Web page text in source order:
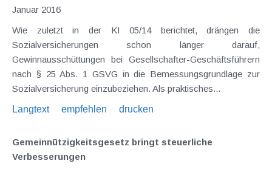
Januar 2016
Wie zuletzt in der KI 05/14 berichtet, drängen die
Sozialversicherungen schon länger darauf,
Gewinnausschüttungen bei Gesellschafter-Geschäftsführern
nach § 25 Abs. 1 GSVG in die Bemessungsgrundlage zur
Sozialversicherung einzubeziehen. Als praktisches...
Langtext
empfehlen drucken
Gemeinnützigkeitsgesetz bringt steuerliche
Verbesserungen